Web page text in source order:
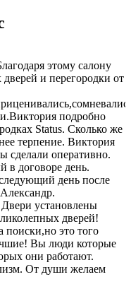
этому салону
и перегородки от
подробно
Status. Сколько же
терпение. Виктория
сделали оперативно.
в договоре день.
день после
установлены
дверей!
поиски,но это того
Вы люди которые
они работают.
От души желаем